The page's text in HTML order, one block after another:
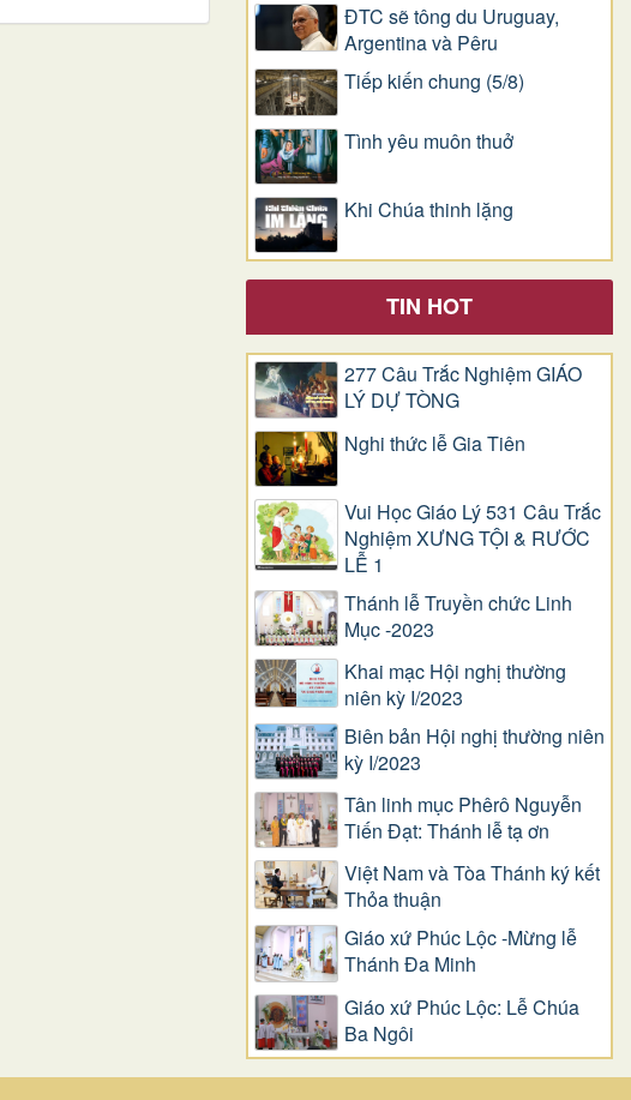
ĐTC sẽ tông du Uruguay,
Argentina và Pêru
Tiếp kiến chung (5/8)
Tình yêu muôn thuở
Khi Chúa thinh lặng
TIN HOT
277 Câu Trắc Nghiệm GIÁO
LÝ DỰ TÒNG
Nghi thức lễ Gia Tiên
Vui Học Giáo Lý 531 Câu Trắc
Nghiệm XƯNG TỘI & RƯỚC
LỄ 1
Thánh lễ Truyền chức Linh
Mục -2023
Khai mạc Hội nghị thường
niên kỳ I/2023
Biên bản Hội nghị thường niên
kỳ I/2023
Tân linh mục Phêrô Nguyễn
Tiến Đạt: Thánh lễ tạ ơn
Việt Nam và Tòa Thánh ký kết
Thỏa thuận
Giáo xứ Phúc Lộc -Mừng lễ
Thánh Đa Minh
Giáo xứ Phúc Lộc: Lễ Chúa
Ba Ngôi